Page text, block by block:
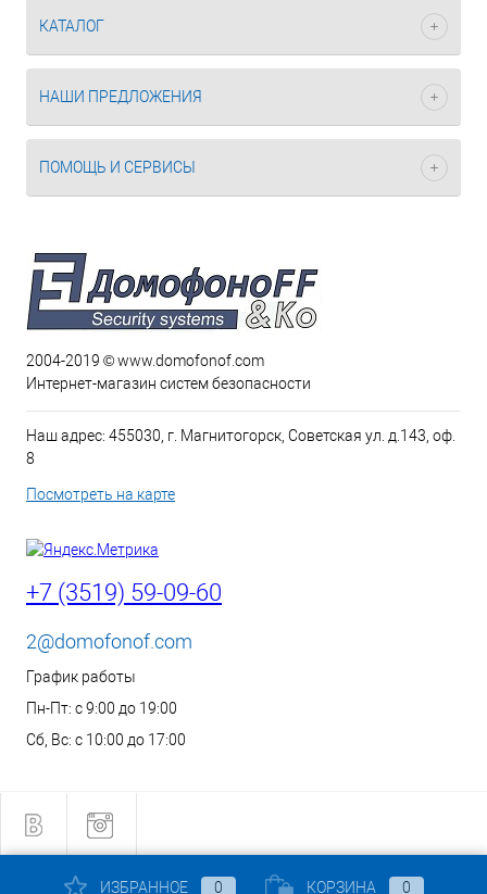
КАТАЛОГ
НАШИ ПРЕДЛОЖЕНИЯ
ПОМОЩЬ И СЕРВИСЫ
2004-2019 © www.domofonof.com
Интернет-магазин систем безопасности
Наш адрес: 455030, г. Магнитогорск, Советская ул. д.143, оф.
8
Посмотреть на карте
+7 (3519) 59-09-60
2@domofonof.com
График работы
Пн-Пт: с 9:00 до 19:00
Сб, Вс: с 10:00 до 17:00
ИЗБРАННОЕ 0 КОРЗИНА 0